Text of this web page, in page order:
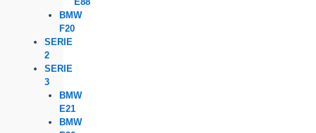
BMW
F20
SERIE
2
SERIE
3
BMW
E21
BMW